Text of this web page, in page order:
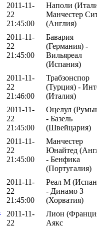
2011-11-
22
21:45:00
Наполи
Манчестер
(Англия)
2011-11-
22
21:45:00
Бавария
(Германия) -
Вильяреал
(Испания)
2011-11-
22
21:46:00
Трабзонспор
(Турция) -
(Италия)
2011-11-
22
21:45:00
Оцелул
- Базель
(Швейцария)
2011-11-
22
21:45:00
Манчестер
Юнайтед
- Бенфика
(Португалия)
2011-11-
22
21:45:00
Реал М
- Динамо З
(Хорватия)
2011-11-
22
Лион
Аякс